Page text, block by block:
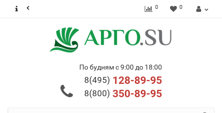
0 0
По будням с 9:00 до 18:00
8(495) 128-89-95
8(800) 350-89-95